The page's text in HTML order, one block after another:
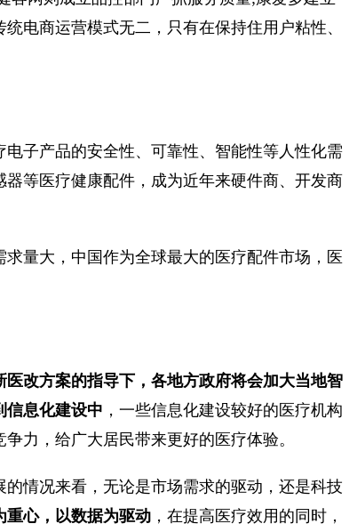
电商运营模式无二，只有在保持住用户粘性、
子产品的安全性、可靠性、智能性等人性化需
等医疗健康配件，成为近年来硬件商、开发商
量大，中国作为全球最大的医疗配件市场，医
改方案的指导下，各地方政府将会加大当地智
信息化建设中 ，一些信息化建设较好的医疗机构
力，给广大居民带来更好的医疗体验。
的情况来看，无论是市场需求的驱动，还是科技
重心，以数据为驱动 ，在提高医疗效用的同时，